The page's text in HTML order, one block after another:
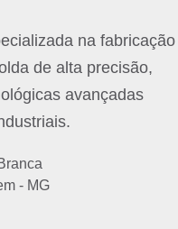
na fabricação
de alta precisão,
avançadas
- MG